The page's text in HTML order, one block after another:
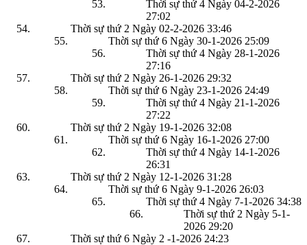
Thời sự thứ 4 Ngày 04-2-2026
27:02
Thời sự thứ 2 Ngày 02-2-2026 33:46
Thời sự thứ 6 Ngày 30-1-2026 25:09
Thời sự thứ 4 Ngày 28-1-2026
27:16
Thời sự thứ 2 Ngày 26-1-2026 29:32
Thời sự thứ 6 Ngày 23-1-2026 24:49
Thời sự thứ 4 Ngày 21-1-2026
27:22
Thời sự thứ 2 Ngày 19-1-2026 32:08
Thời sự thứ 6 Ngày 16-1-2026 27:00
Thời sự thứ 4 Ngày 14-1-2026
26:31
Thời sự thứ 2 Ngày 12-1-2026 31:28
Thời sự thứ 6 Ngày 9-1-2026 26:03
Thời sự thứ 4 Ngày 7-1-2026 34:38
Thời sự thứ 2 Ngày 5-1-
2026 29:20
Thời sự thứ 6 Ngày 2 -1-2026 24:23